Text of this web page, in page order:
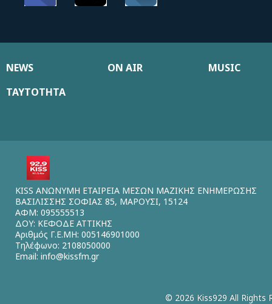
NEWS ON AIR
MUSIC
ΤΑΥΤΟΤΗΤΑ
KISS ΑΝΩΝΥΜΗ ΕΤΑΙΡΕΙΑ ΜΕΣΩΝ ΜΑΖΙΚΗΣ ΕΝΗΜΕΡΩΣΗΣ
ΒΑΣΙΛΙΣΣΗΣ ΣΟΦΙΑΣ 85, ΜΑΡΟΥΣΙ, 15124
ΑΦΜ: 095555513
ΔΟΥ: ΚΕΦΟΔΕ ΑΤΤΙΚΗΣ
Αριθμός Γ.Ε.ΜΗ: 005146901000
Τηλέφωνο: 2108050000
Email: info@kissfm.gr
© 2026 Kiss929 All Rights